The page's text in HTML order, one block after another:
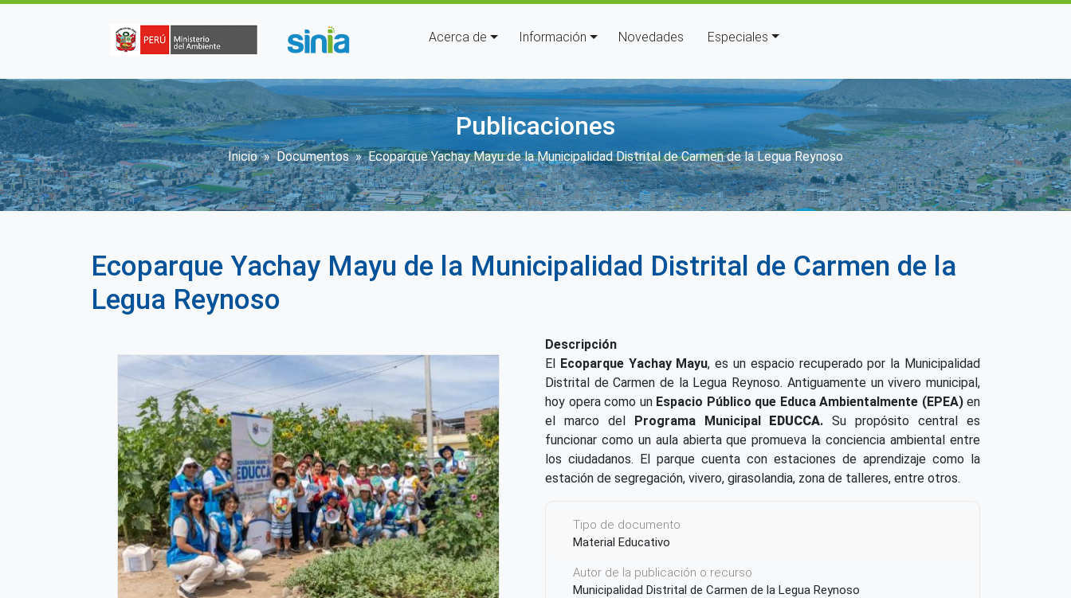
Navegación principal
Acerca de Información Novedades Especiales
Publicaciones
Sobrescribir enlaces de ayuda a la navegación
Inicio Documentos Ecoparque Yachay Mayu de la Municipalidad Distrital de Carmen de la Legua Reynoso
Ecoparque Yachay Mayu de la Municipalidad Distrital de Carmen de la
Legua Reynoso
Descripción
El Ecoparque Yachay Mayu, es un espacio recuperado por la Municipalidad
Distrital de Carmen de la Legua Reynoso. Antiguamente un vivero municipal,
hoy opera como un Espacio Público que Educa Ambientalmente (EPEA)en
el marco del Programa Municipal EDUCCA. Su propósito central es
funcionar como un aula abierta que promueva la conciencia ambiental entre
los ciudadanos. El parque cuenta con estaciones de aprendizaje como la
estación de segregación, vivero, girasolandia, zona de talleres, entre otros.
Tipo de documento
Material Educativo
Autor de la publicación o recurso
Municipalidad Distrital de Carmen de la Legua Reynoso